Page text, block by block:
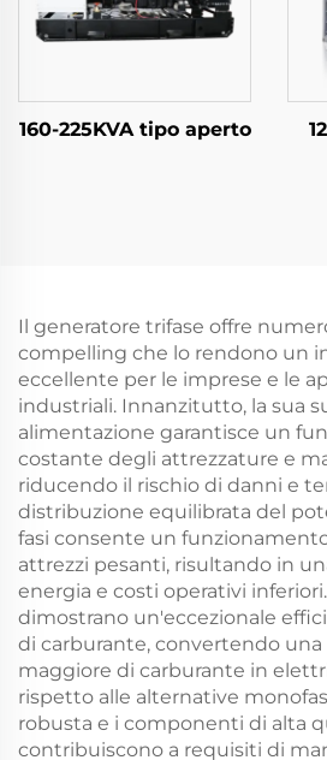
160-225KVA tipo aperto
Il generatore trifase offre
compelling che lo rendono un
eccellente per le imprese e le
industriali. Innanzitutto, la sua
alimentazione garantisce un
costante degli attrezzature e
riducendo il rischio di danni e
distribuzione equilibrata del
fasi consente un
attrezzi pesanti, risultando in
energia e costi operativi
dimostrano un'eccezionale
di carburante, convertendo
maggiore di carburante in
rispetto alle alternative
robusta e i componenti di alta
contribuiscono a requisiti di